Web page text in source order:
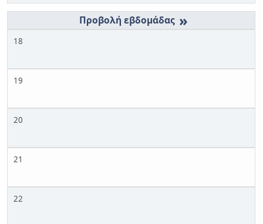
»
18
19
20
21
22